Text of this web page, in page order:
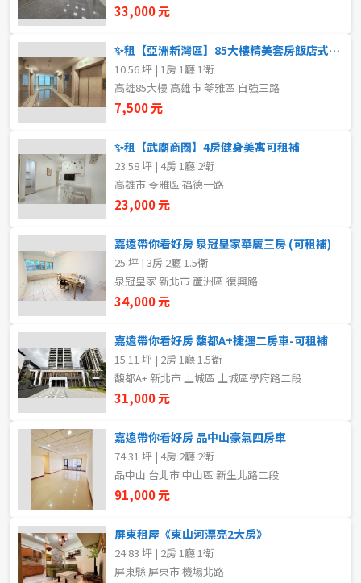
台南市
高雄市
澎湖縣
屏東縣
台東縣
花蓮縣
金門連江
60~70 坪
80坪以上
~
樓層
不拘
2樓
3樓 4樓
21樓以上
不拘
2房 3房
33,000 元
✨租【亞洲新灣區】85大樓精美套房飯店式管理
10.56 坪 | 1房 1廳 1衛
高雄85大樓 高雄市 苓雅區 自強三路
7,500 元
✨租【武廟商圈】4房健身美寓可租補
23.58 坪 | 4房 1廳 2衛
高雄市 苓雅區 福德一路
23,000 元
嘉遠帶你看好房 泉冠皇家華廈三房 (可租補)
25 坪 | 3房 2廳 1.5衛
泉冠皇家 新北市 蘆洲區 復興路
34,000 元
嘉遠帶你看好房 馥都A+捷運二房車-可租補
15.11 坪 | 2房 1廳 1.5衛
馥都A+ 新北市 土城區 土城區學府路二段
31,000 元
嘉遠帶你看好房 品中山豪氣四房車
74.31 坪 | 4房 2廳 2衛
品中山 台北市 中山區 新生北路二段
91,000 元
屏東租屋《東山河漂亮2大房》
24.83 坪 | 2房 1廳 1衛
屏東縣 屏東市 機場北路